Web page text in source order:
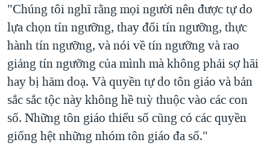
"Chúng tôi nghĩ rằng mọi người nên được tự do
lựa chọn tín ngưỡng, thay đổi tín ngưỡng, thực
hành tín ngưỡng, và nói về tín ngưỡng và rao
giảng tín ngưỡng của mình mà không phải sợ hãi
hay bị hăm doạ. Và quyền tự do tôn giáo và bản
sắc sắc tộc này không hề tuỳ thuộc vào các con
số. Những tôn giáo thiểu số cũng có các quyền
giống hệt những nhóm tôn giáo đa số."